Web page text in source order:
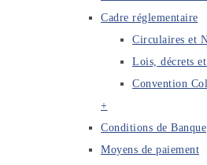
Cadre réglementaire
Circulaires et
Lois, décrets
Convention
+
Conditions de Banque
Moyens de paiement